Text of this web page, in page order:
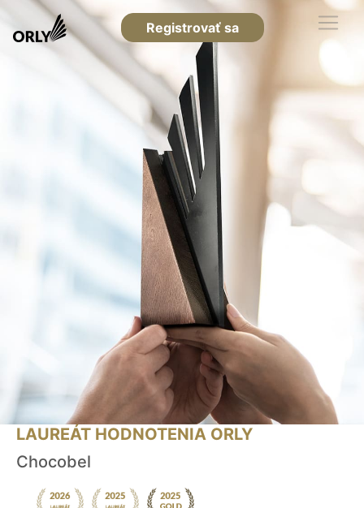
Registrovať sa
LAUREÁT HODNOTENIA ORLY
Chocobel